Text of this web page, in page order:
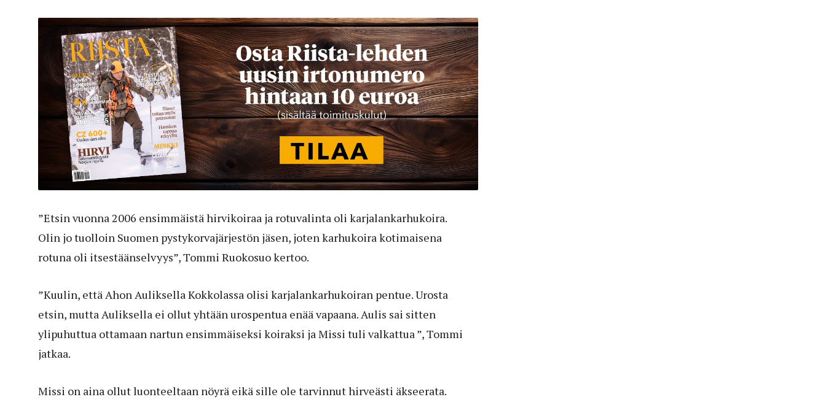
”Etsin vuonna 2006 ensimmäistä hirvikoiraa ja rotuvalinta oli karjalankarhukoira.
Olin jo tuolloin Suomen pystykorvajärjestön jäsen, joten karhukoira kotimaisena
rotuna oli itsestäänselvyys”, Tommi Ruokosuo kertoo.
”Kuulin, että Ahon Auliksella Kokkolassa olisi karjalankarhukoiran pentue. Urosta
etsin, mutta Auliksella ei ollut yhtään urospentua enää vapaana. Aulis sai sitten
ylipuhuttua ottamaan nartun ensimmäiseksi koiraksi ja Missi tuli valkattua ”, Tommi
jatkaa.
Missi on aina ollut luonteeltaan nöyrä eikä sille ole tarvinnut hirveästi äkseerata.